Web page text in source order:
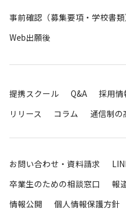
事前確認（募集要項・学校書類
Web出願後
提携スクール Q&A 採用情
リリース
コラム 通信制の
お問い合わせ・資料請求
卒業生のための相談窓口
報
情報公開
個人情報保護方針